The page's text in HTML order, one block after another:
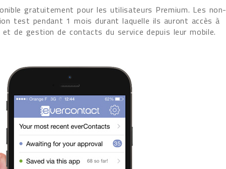
gratuitement pour les utilisateurs Premium. Les non-
test pendant 1 mois durant laquelle ils auront accès à
de gestion de contacts du service depuis leur mobile.